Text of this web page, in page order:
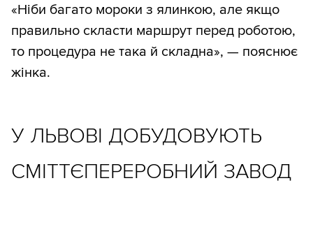
«Ніби багато мороки з ялинкою, але якщо
правильно скласти маршрут перед роботою,
то процедура не така й складна», — пояснює
жінка.
У ЛЬВОВІ ДОБУДОВУЮТЬ
СМІТТЄПЕРЕРОБНИЙ ЗАВОД